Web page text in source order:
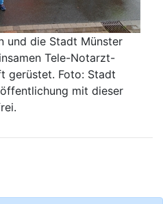
und die Stadt Münster
Tele-Notarzt-
gerüstet. Foto: Stadt
mit dieser